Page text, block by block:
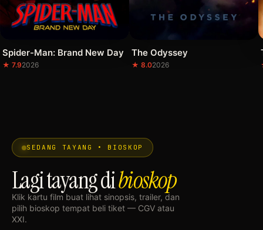
Spider-Man: Brand New Day
★ 7.92026
The Odyssey
★ 8.02026
SEDANG TAYANG • BIOSKOP
Lagi tayang dibioskop
Klik kartu film buat lihat sinopsis, trailer, dan
pilih bioskop tempat beli tiket — CGV atau
XXI.